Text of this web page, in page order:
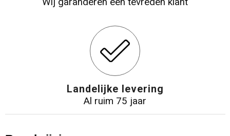
Wij garanderen een tevreden klant
Landelijke levering
Al ruim 75 jaar